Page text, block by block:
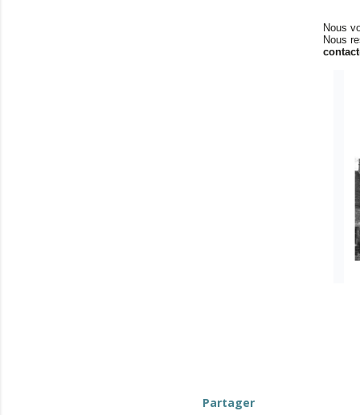
Nous
Nous
Partager